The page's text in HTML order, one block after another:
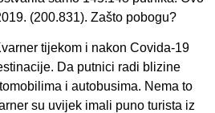
(200.831). Zašto pobogu?
tijekom i nakon Covida-19
Da putnici radi blizine
i autobusima. Nema to
su uvijek imali puno turista iz